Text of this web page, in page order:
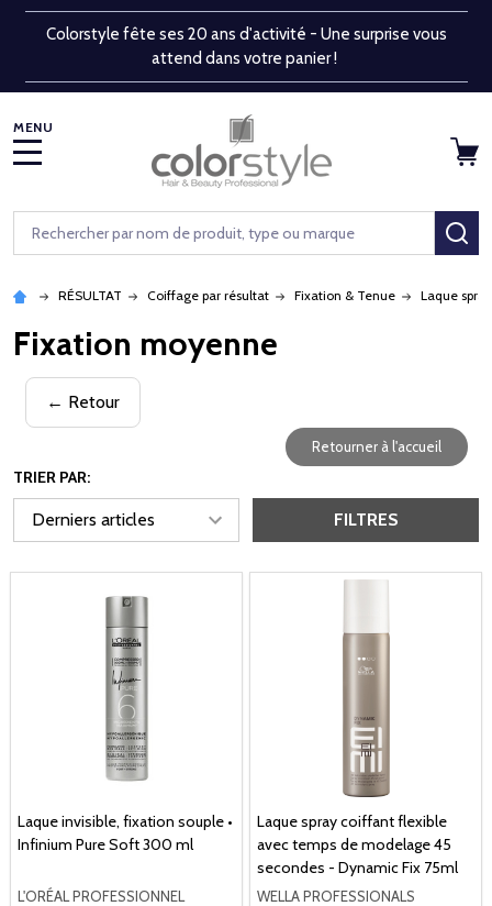
Colorstyle fête ses 20 ans d'activité - Une surprise vous
attend dans votre panier !
Rechercher
RÉSULTAT Coiffage par résultat Fixation & Tenue Laque spray
Fixation moyenne
← Retour
Retourner à l'accueil
TRIER PAR:
FILTRES
Laque invisible, fixation souple •
Infinium Pure Soft 300 ml
L'ORÉAL PROFESSIONNEL
Laque spray coiffant flexible
avec temps de modelage 45
secondes - Dynamic Fix 75ml
WELLA PROFESSIONALS